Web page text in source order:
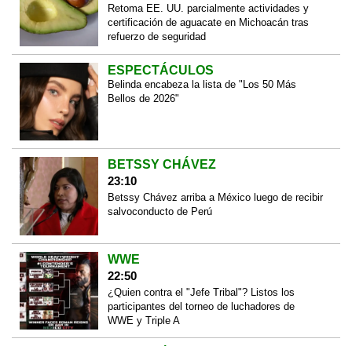
Retoma EE. UU. parcialmente actividades y
certificación de aguacate en Michoacán tras
refuerzo de seguridad
ESPECTÁCULOS
Belinda encabeza la lista de "Los 50 Más
Bellos de 2026"
BETSSY CHÁVEZ
23:10
Betssy Chávez arriba a México luego de recibir
salvoconducto de Perú
WWE
22:50
¿Quien contra el "Jefe Tribal"? Listos los
participantes del torneo de luchadores de
WWE y Triple A